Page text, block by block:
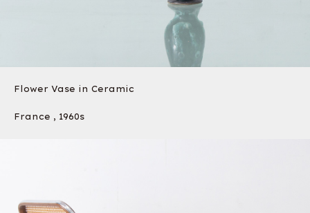
Flower Vase in Ceramic
France , 1960s